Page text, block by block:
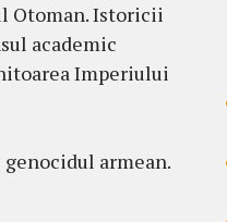
Otoman. Istoricii
academic
Imperiului
armean.